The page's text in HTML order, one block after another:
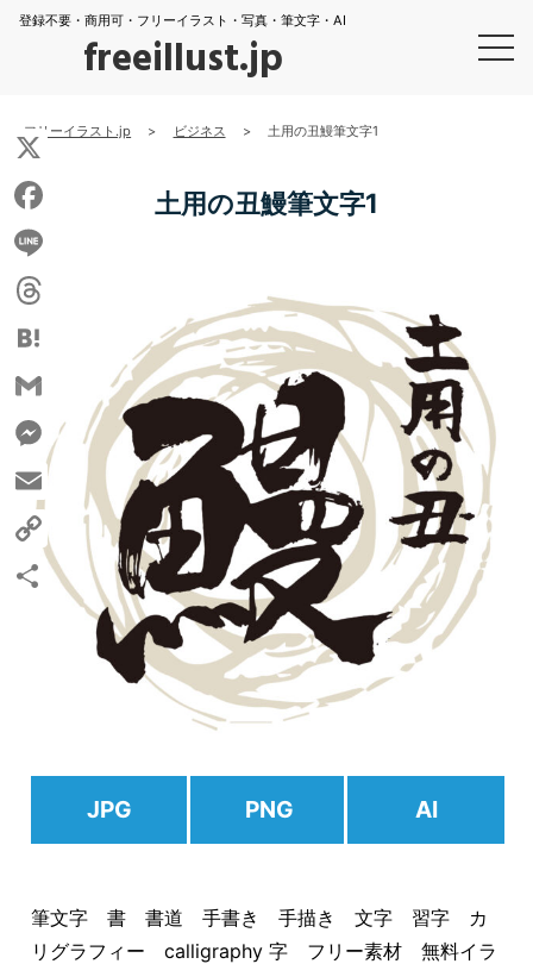
登録不要・商用可・フリーイラスト・写真・筆文字・AI
freeillust.jp
フリーイラスト.jp > ビジネス > 土用の丑鰻筆文字1
土用の丑鰻筆文字1
JPG PNG AI
筆文字 書 書道 手書き 手描き 文字 習字 カ
リグラフィー calligraphy 字 フリー素材 無料イラ
X
Facebook
Line
Threads
Hatena
Gmail
Messenger
Email
Copy